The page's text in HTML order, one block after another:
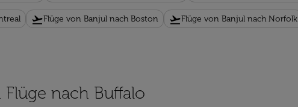
flight_takeoffFlüge von Banjul nach Boston flight_takeoffFlüge von Banjul nach Norfolk
nach Buffalo